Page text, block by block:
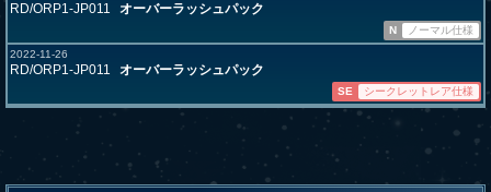
RD/ORP1-JP011 オーバーラッシュパック
N
ノーマル仕様
2022-11-26
RD/ORP1-JP011 オーバーラッシュパック
SE シークレットレア仕様